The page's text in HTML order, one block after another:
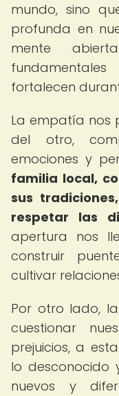
mundo, sino
profunda en
mente
fortalecen
La empatía nos
del otro,
emociones y
familia local,
sus
respetar las
apertura nos
construir
cultivar
Por otro lado,
cuestionar
prejuicios, a
lo
nuevos y